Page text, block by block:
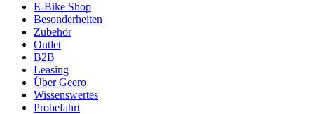
E-Bike Shop
Besonderheiten
Zubehör
Outlet
B2B
Leasing
Über Geero
Wissenswertes
Probefahrt